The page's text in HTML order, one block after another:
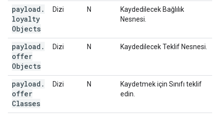
payload .
loyalty
Objects
Dizi N
Kaydedilecek Bağlılık
Nesnesi.
payload .
offer
Objects
Dizi N Kaydedilecek Teklif Nesnesi.
payload .
offer
Classes
Dizi N
Kaydetmek için Sınıfı teklif
edin.